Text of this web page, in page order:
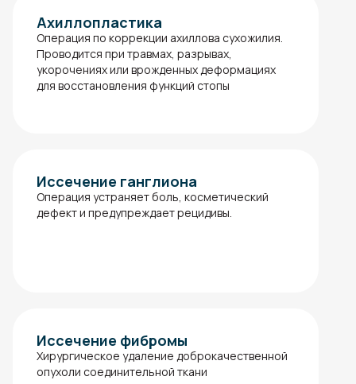
Ахиллопластика
Операция по коррекции ахиллова сухожилия.
Проводится при травмах, разрывах,
укорочениях или врожденных деформациях
для восстановления функций стопы
Иссечение ганглиона
Операция устраняет боль, косметический
дефект и предупреждает рецидивы.
Иссечение фибромы
Хирургическое удаление доброкачественной
опухоли соединительной ткани